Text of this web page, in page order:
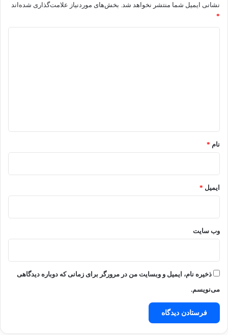
نشانی ایمیل شما منتشر نخواهد شد. بخش‌های موردنیاز علامت‌گذاری شده‌اند
*
نام *
ایمیل *
وب‌ سایت
ذخیره نام، ایمیل و وبسایت من در مرورگر برای زمانی که دوباره دیدگاهی
می‌نویسم.